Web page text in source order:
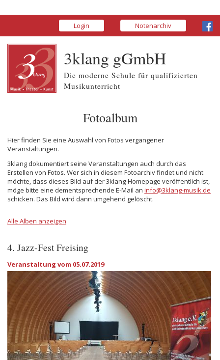
Login Notenarchiv
3klang gGmbH
Die moderne Schule für qualifizierten
Musikunterricht
Fotoalbum
Hier finden Sie eine Auswahl von Fotos vergangener
Veranstaltungen.
3klang dokumentiert seine Veranstaltungen auch durch das
Erstellen von Fotos. Wer sich in diesem Fotoarchiv findet und nicht
möchte, dass dieses Bild auf der 3klang-Homepage veröffentlich ist,
möge bitte eine dementsprechende E-Mail an info@3klang-musik.de
schicken. Das Bild wird dann umgehend gelöscht.
Alle Alben anzeigen
4. Jazz-Fest Freising
Veranstaltung vom 05.07.2019